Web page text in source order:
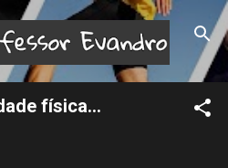
conteúdo principal
física...